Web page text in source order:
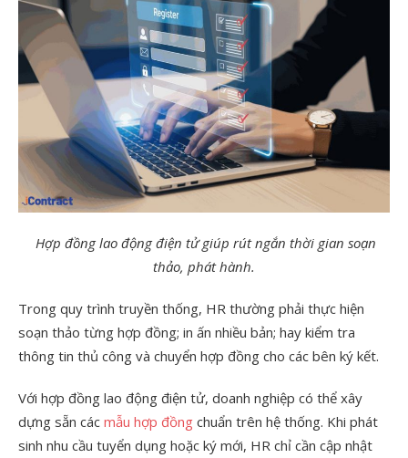
Hợp đồng lao động điện tử giúp rút ngắn thời gian soạn
thảo, phát hành.
Trong quy trình truyền thống, HR thường phải thực hiện
soạn thảo từng hợp đồng; in ấn nhiều bản; hay kiểm tra
thông tin thủ công và chuyển hợp đồng cho các bên ký kết.
Với hợp đồng lao động điện tử, doanh nghiệp có thể xây
dựng sẵn các mẫu hợp đồng chuẩn trên hệ thống. Khi phát
sinh nhu cầu tuyển dụng hoặc ký mới, HR chỉ cần cập nhật